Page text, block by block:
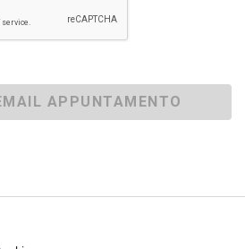
APPUNTAMENTO